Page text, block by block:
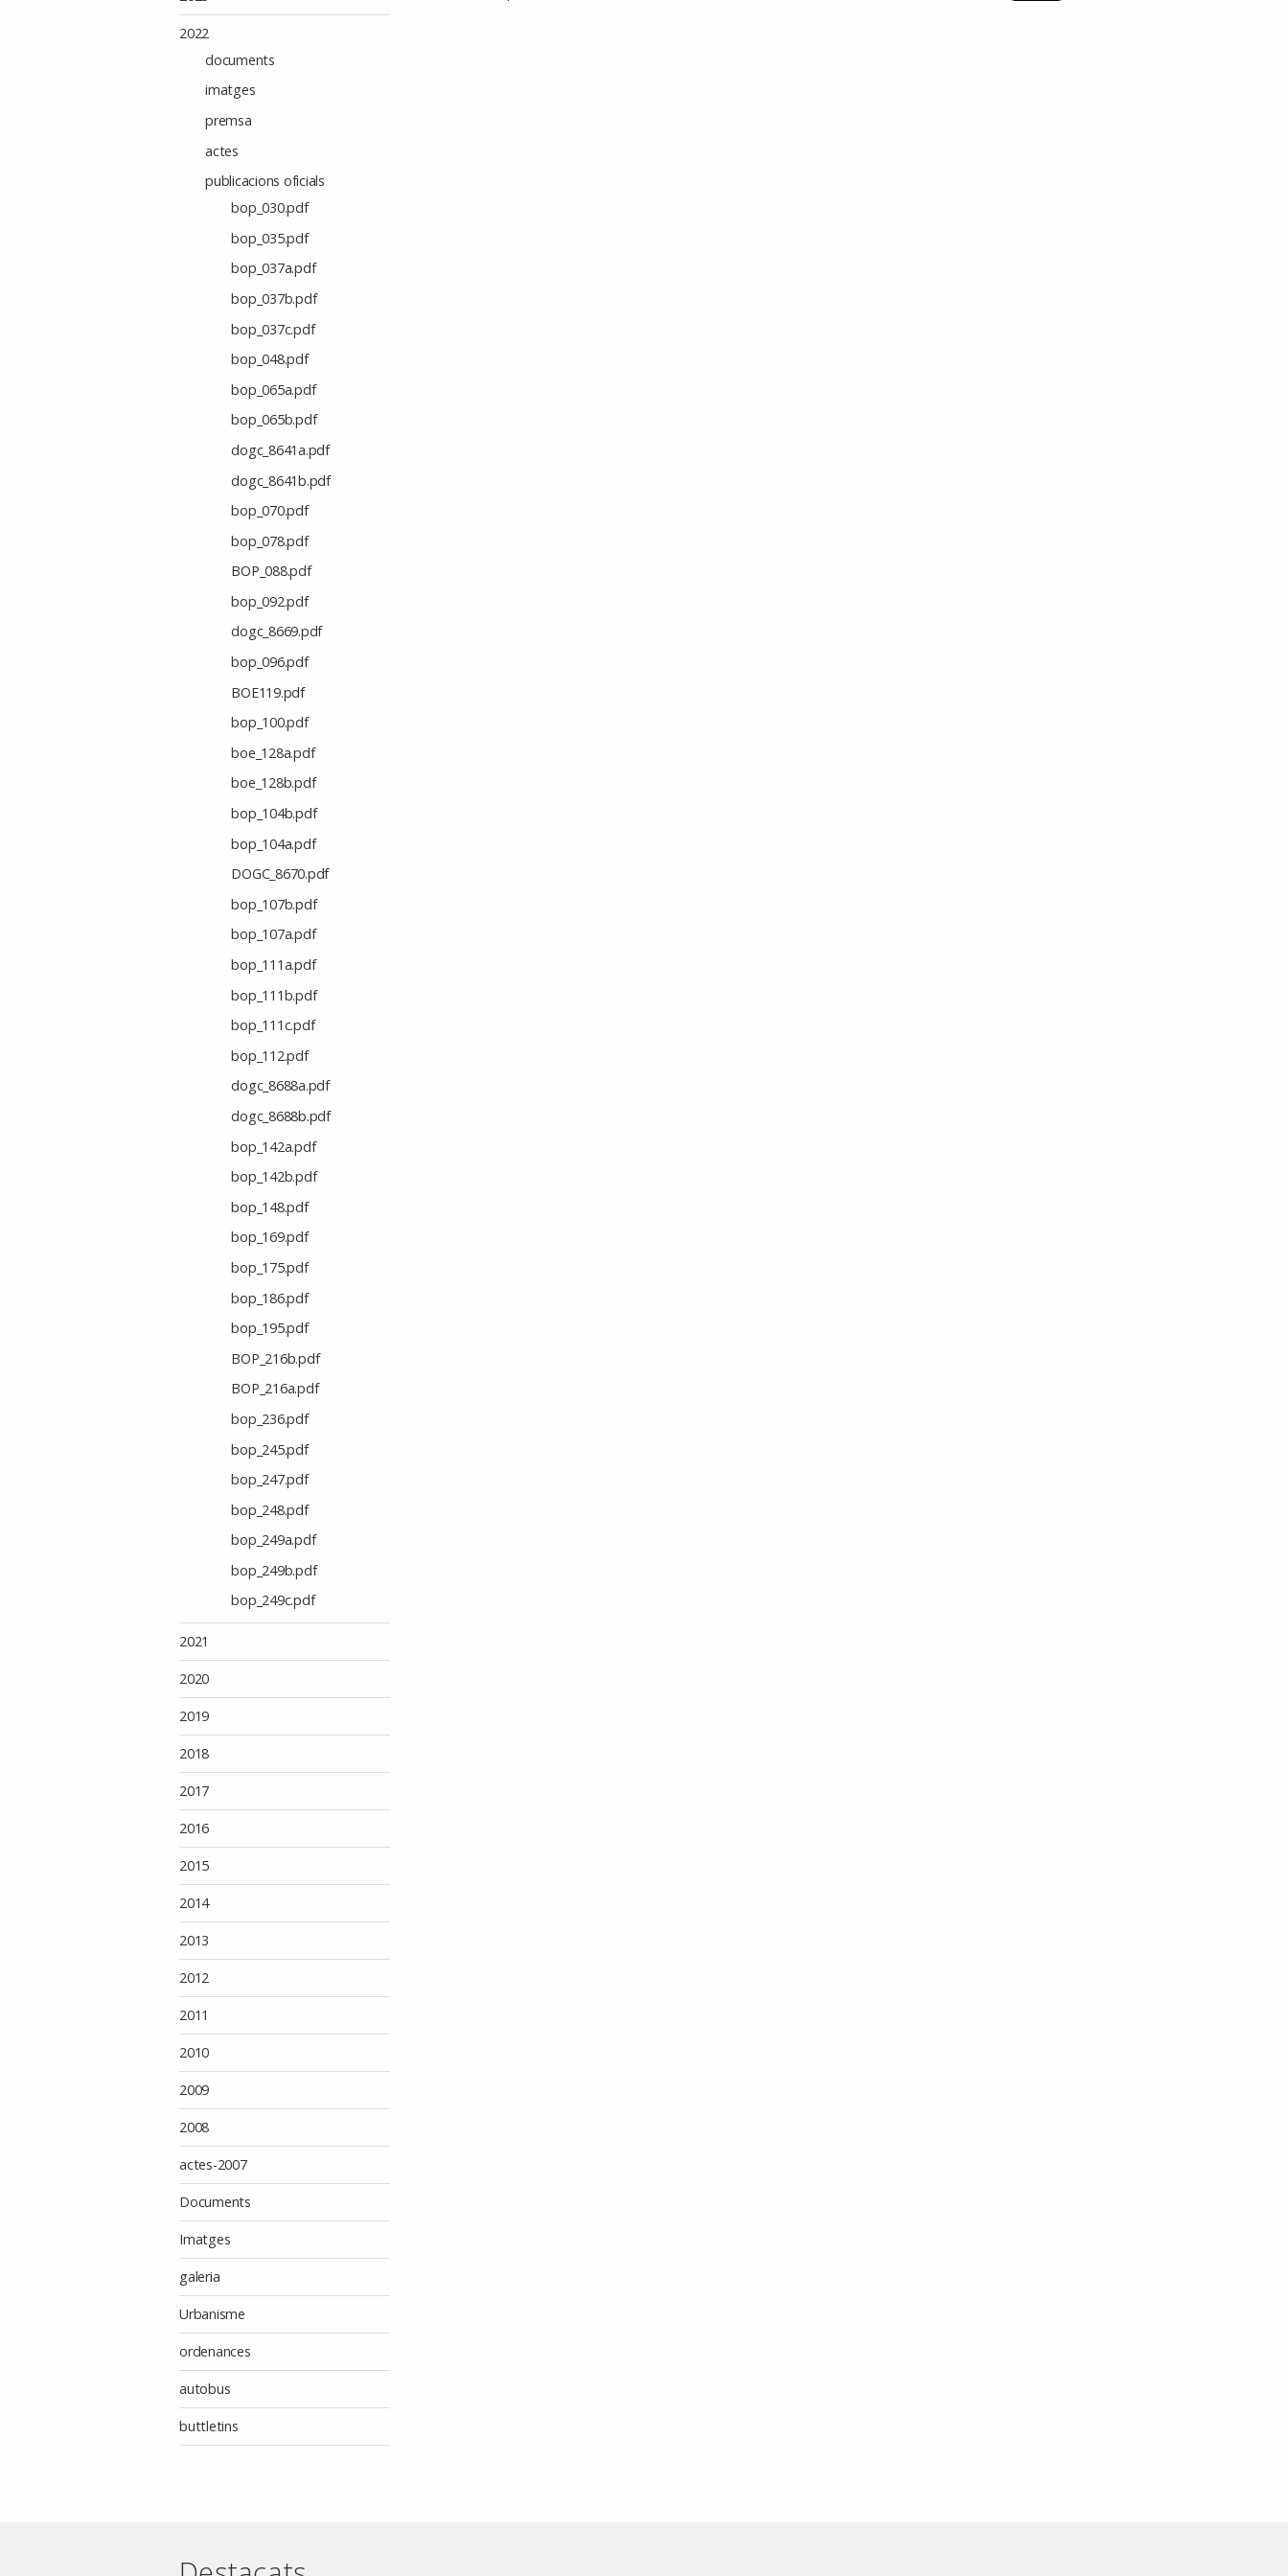
2022
documents
imatges
premsa
actes
publicacions oficials
bop_030.pdf
bop_035.pdf
bop_037a.pdf
bop_037b.pdf
bop_037c.pdf
bop_048.pdf
bop_065a.pdf
bop_065b.pdf
dogc_8641a.pdf
dogc_8641b.pdf
bop_070.pdf
bop_078.pdf
BOP_088.pdf
bop_092.pdf
dogc_8669.pdf
bop_096.pdf
BOE119.pdf
bop_100.pdf
boe_128a.pdf
boe_128b.pdf
bop_104b.pdf
bop_104a.pdf
DOGC_8670.pdf
bop_107b.pdf
bop_107a.pdf
bop_111a.pdf
bop_111b.pdf
bop_111c.pdf
bop_112.pdf
dogc_8688a.pdf
dogc_8688b.pdf
bop_142a.pdf
bop_142b.pdf
bop_148.pdf
bop_169.pdf
bop_175.pdf
bop_186.pdf
bop_195.pdf
BOP_216b.pdf
BOP_216a.pdf
bop_236.pdf
bop_245.pdf
bop_247.pdf
bop_248.pdf
bop_249a.pdf
bop_249b.pdf
bop_249c.pdf
2021
2020
2019
2018
2017
2016
2015
2014
2013
2012
2011
2010
2009
2008
actes-2007
Documents
Imatges
galeria
Urbanisme
ordenances
autobus
buttletins